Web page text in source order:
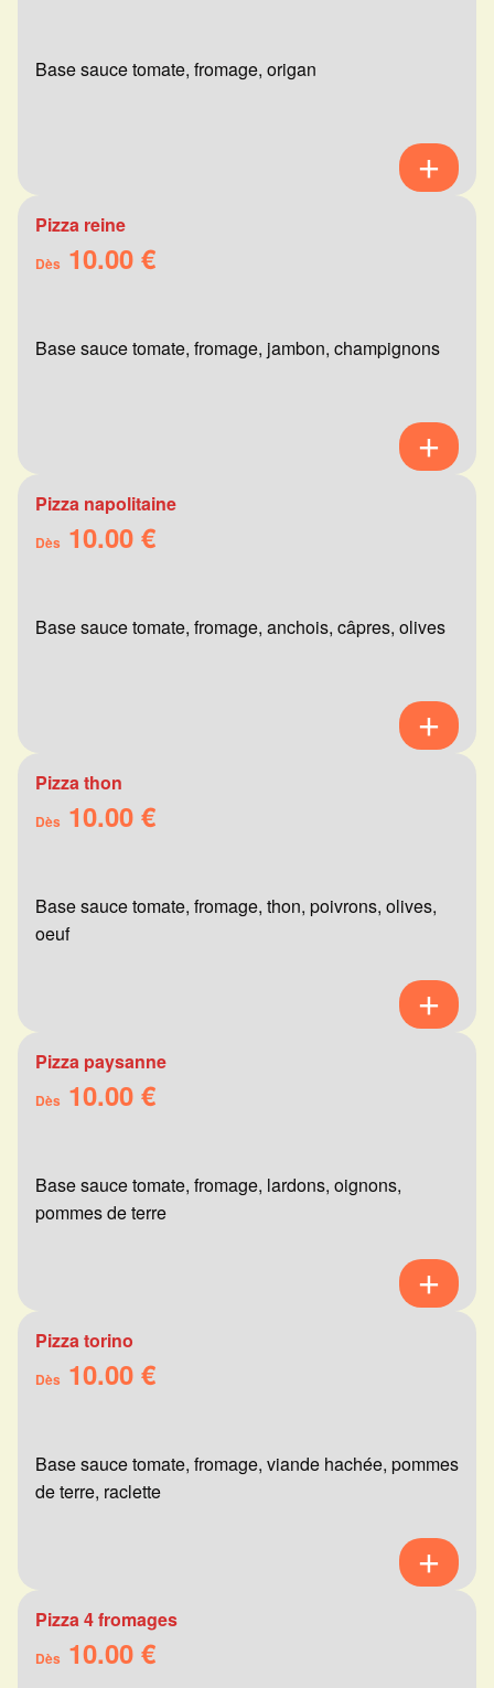
Base sauce tomate, fromage, origan
Pizza reine
Dès 10.00 €
Base sauce tomate, fromage, jambon, champignons
Pizza napolitaine
Dès 10.00 €
Base sauce tomate, fromage, anchois, câpres, olives
Pizza thon
Dès 10.00 €
Base sauce tomate, fromage, thon, poivrons, olives,
oeuf
Pizza paysanne
Dès 10.00 €
Base sauce tomate, fromage, lardons, oignons,
pommes de terre
Pizza torino
Dès 10.00 €
Base sauce tomate, fromage, viande hachée, pommes
de terre, raclette
Pizza 4 fromages
Dès 10.00 €